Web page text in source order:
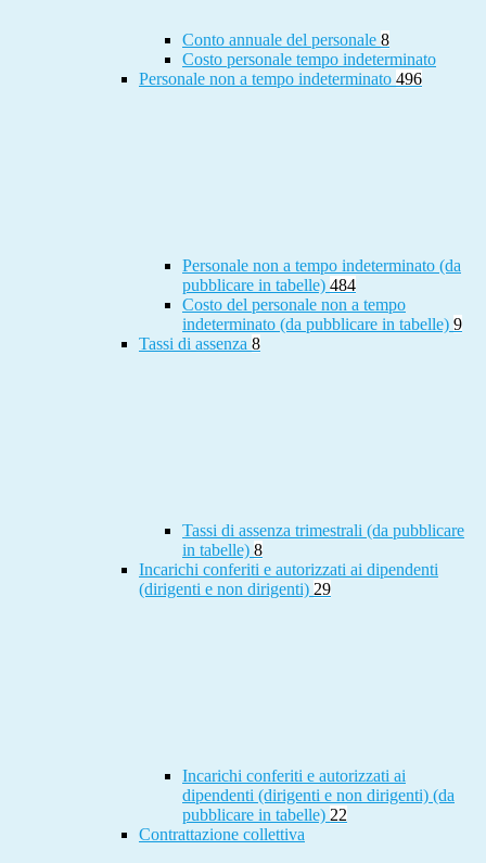
Conto annuale del personale 8
Costo personale tempo indeterminato
Personale non a tempo indeterminato 496
Personale non a tempo indeterminato (da
pubblicare in tabelle) 484
Costo del personale non a tempo
indeterminato (da pubblicare in tabelle) 9
Tassi di assenza 8
Tassi di assenza trimestrali (da pubblicare
in tabelle) 8
Incarichi conferiti e autorizzati ai dipendenti
(dirigenti e non dirigenti) 29
Incarichi conferiti e autorizzati ai
dipendenti (dirigenti e non dirigenti) (da
pubblicare in tabelle) 22
Contrattazione collettiva